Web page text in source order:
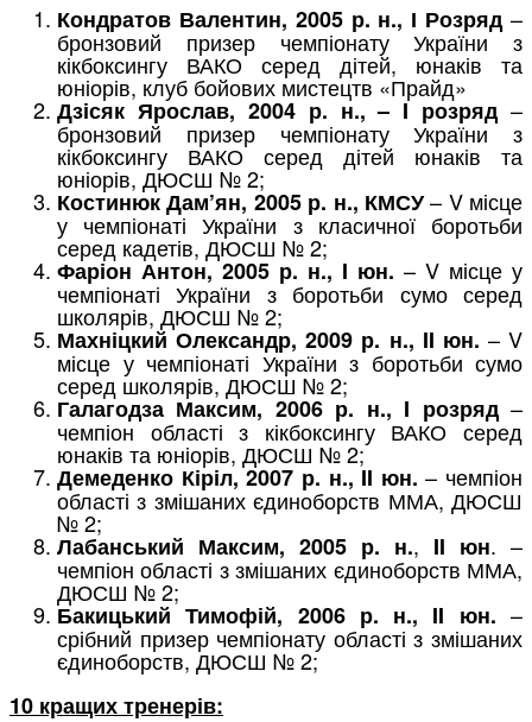
Кондратов Валентин, 2005 р. н., І Розряд –
бронзовий призер чемпіонату України з
кікбоксингу ВАКО серед дітей, юнаків та
юніорів, клуб бойових мистецтв «Прайд»
Дзісяк Ярослав, 2004 р. н., – I розряд –
бронзовий призер чемпіонату України з
кікбоксингу ВАКО серед дітей юнаків та
юніорів, ДЮСШ № 2;
Костинюк Дам’ян, 2005 р. н., КМСУ– V місце
у чемпіонаті України з класичної боротьби
серед кадетів, ДЮСШ № 2;
Фаріон Антон, 2005 р. н., I юн. – V місце у
чемпіонаті України з боротьби сумо серед
школярів, ДЮСШ № 2;
Махніцкий Олександр, 2009 р. н., II юн. – V
місце у чемпіонаті України з боротьби сумо
серед школярів, ДЮСШ № 2;
Галагодза Максим, 2006 р. н., I розряд–
чемпіон області з кікбоксингу ВАКО серед
юнаків та юніорів, ДЮСШ № 2;
Демеденко Кіріл, 2007 р. н., II юн. – чемпіон
області з змішаних єдиноборств ММА, ДЮСШ
№ 2;
Лабанський Максим, 2005 р. н., II юн. –
чемпіон області з змішаних єдиноборств ММА,
ДЮСШ № 2;
Бакицький Тимофій, 2006 р. н., II юн. –
срібний призер чемпіонату області з змішаних
єдиноборств, ДЮСШ № 2;
10 кращих тренерів: